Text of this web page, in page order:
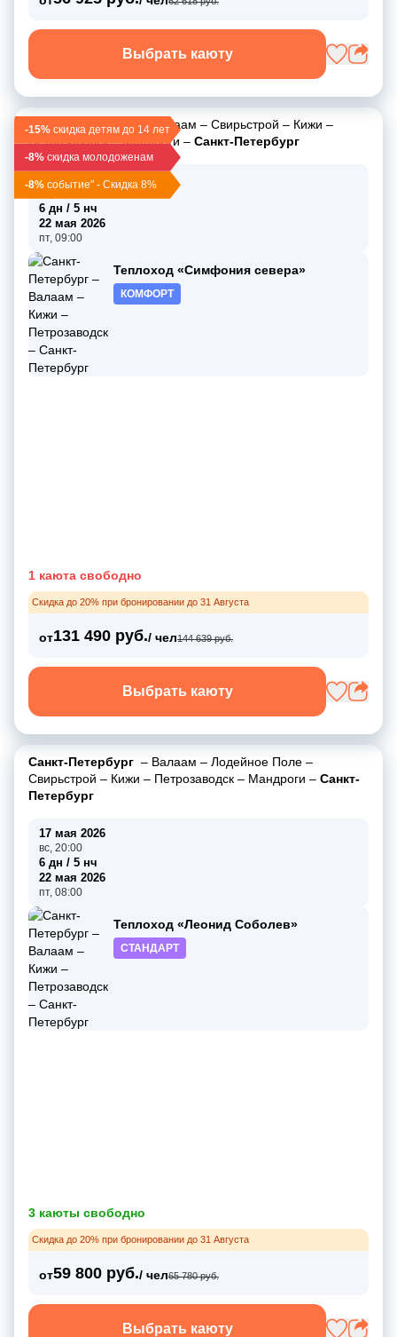
Выбрать каюту
-15% скидка детям до 14 лет
-8% скидка молодоженам
-8% событие" - Скидка 8%
Санкт-Петербург – Валаам – Свирьстрой – Кижи –
Петрозаводск–Мандроги – Санкт-Петербург
17 мая 2026
6 дн / 5 нч
22 мая 2026
пт, 09:00
Теплоход «Симфония севера»
КОМФОРТ
1 каюта свободно
Скидка до 20% при бронировании до 31 Августа
от131 490 руб./ чел144 639 руб.
Выбрать каюту
Санкт-Петербург – Валаам – Лодейное Поле –
Свирьстрой – Кижи – Петрозаводск – Мандроги – Санкт-
Петербург
17 мая 2026
вс, 20:00
6 дн / 5 нч
22 мая 2026
пт, 08:00
Теплоход «Леонид Соболев»
СТАНДАРТ
3 каюты свободно
Скидка до 20% при бронировании до 31 Августа
от59 800 руб./ чел65 780 руб.
Выбрать каюту